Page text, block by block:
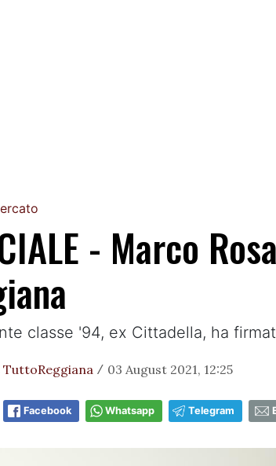
- Marco
classe '94, ex Cittadella, ha
TuttoReggiana / 03 August 2021, 12:25
Facebook Whatsapp Telegram